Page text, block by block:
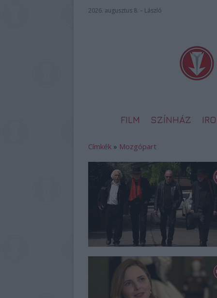
2026. augusztus 8. – László
FILM SZÍNHÁZ
Címkék » Mozgópart